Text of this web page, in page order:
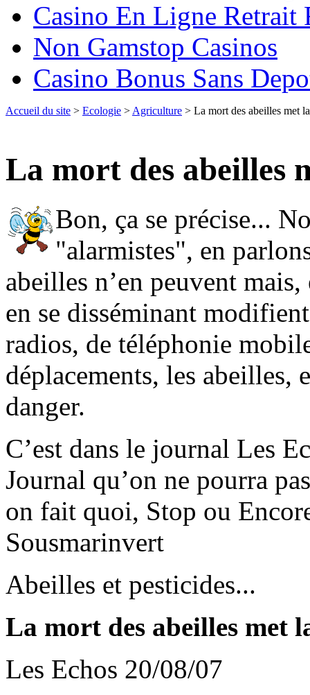
Casino En Ligne Retrait
Non Gamstop Casinos
Casino Bonus Sans
Accueil du site > Ecologie > Agriculture > La mort des abeilles met
La mort des abeilles
Bon, ça se précise...
"alarmistes", en
abeilles n’en peuvent
en se disséminant
radios, de téléphonie
déplacements, les abeilles,
danger.
C’est dans le journal Les
Journal qu’on ne pourra
on fait quoi, Stop ou
Sousmarinvert
Abeilles et pesticides...
La mort des abeilles met
Les Echos 20/08/07